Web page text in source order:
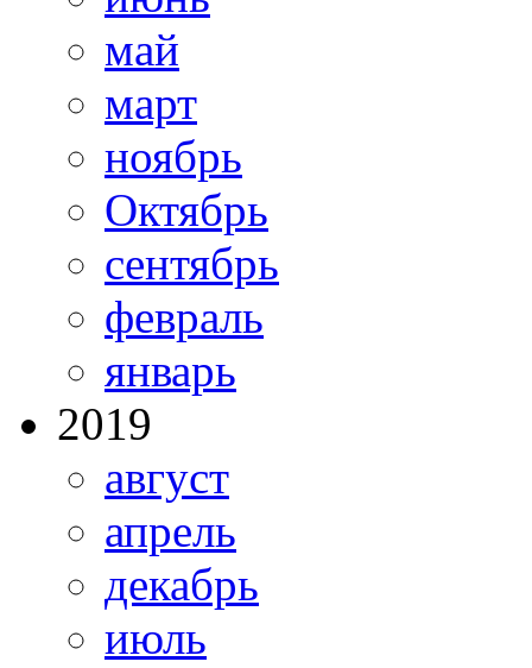
май
март
ноябрь
Октябрь
сентябрь
февраль
январь
2019
август
апрель
декабрь
июль